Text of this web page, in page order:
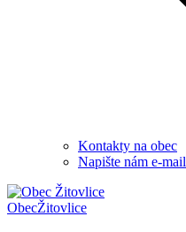
Kontakty na obec
Napište nám e-mail
ObecŽitovlice